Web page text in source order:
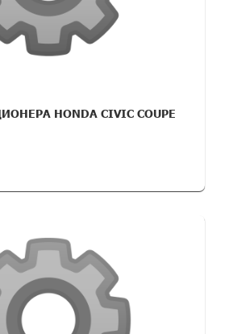
HONDA CIVIC COUPE